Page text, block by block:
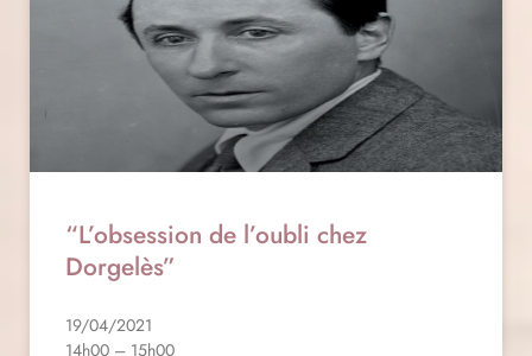
“L’obsession de l’oubli chez
Dorgelès”
19/04/2021
14h00 – 15h00